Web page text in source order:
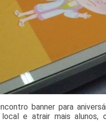
banner para
e atrair mais alunos,